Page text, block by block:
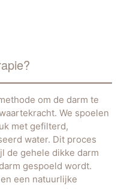
om de darm te
We spoelen
met gefilterd,
water. Dit proces
de gehele dikke darm
gespoeld wordt.
een natuurlijke